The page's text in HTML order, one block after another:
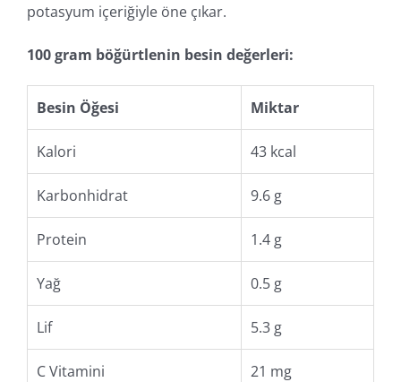
potasyum içeriğiyle öne çıkar.
100 gram böğürtlenin besin değerleri:
Besin Öğesi Miktar
Kalori 43 kcal
Karbonhidrat 9.6 g
Protein 1.4 g
Yağ 0.5 g
Lif 5.3 g
C Vitamini 21 mg